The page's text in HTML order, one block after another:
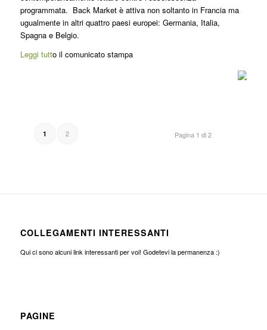
programmata. Back Market è attiva non soltanto in Francia ma
ugualmente in altri quattro paesi europei: Germania, Italia,
Spagna e Belgio.
Leggi tutto il comunicato stampa
Pagina 1 di 2
1 2
COLLEGAMENTI INTERESSANTI
Qui ci sono alcuni link interessanti per voi! Godetevi la permanenza :)
PAGINE